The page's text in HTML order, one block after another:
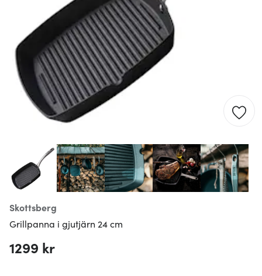
Skottsberg
Grillpanna i gjutjärn 24 cm
1299 kr